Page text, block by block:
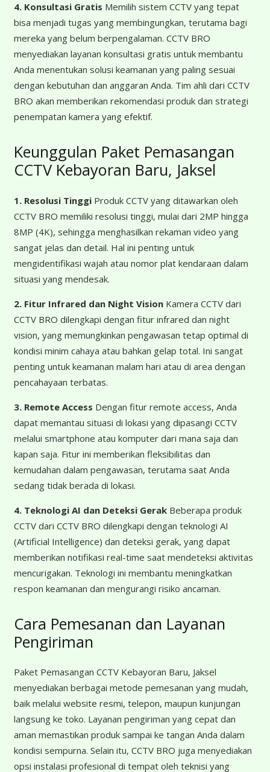
4. Konsultasi Gratis Memilih sistem CCTV yang tepat
bisa menjadi tugas yang membingungkan, terutama bagi
mereka yang belum berpengalaman. CCTV BRO
menyediakan layanan konsultasi gratis untuk membantu
Anda menentukan solusi keamanan yang paling sesuai
dengan kebutuhan dan anggaran Anda. Tim ahli dari CCTV
BRO akan memberikan rekomendasi produk dan strategi
penempatan kamera yang efektif.
Keunggulan Paket Pemasangan
CCTV Kebayoran Baru, Jaksel
1. Resolusi TinggiProduk CCTV yang ditawarkan oleh
CCTV BRO memiliki resolusi tinggi, mulai dari 2MP hingga
8MP (4K), sehingga menghasilkan rekaman video yang
sangat jelas dan detail. Hal ini penting untuk
mengidentifikasi wajah atau nomor plat kendaraan dalam
situasi yang mendesak.
2. Fitur Infrared dan Night VisionKamera CCTV dari
CCTV BRO dilengkapi dengan fitur infrared dan night
vision, yang memungkinkan pengawasan tetap optimal di
kondisi minim cahaya atau bahkan gelap total. Ini sangat
penting untuk keamanan malam hari atau di area dengan
pencahayaan terbatas.
3. Remote Access Dengan fitur remote access, Anda
dapat memantau situasi di lokasi yang dipasangi CCTV
melalui smartphone atau komputer dari mana saja dan
kapan saja. Fitur ini memberikan fleksibilitas dan
kemudahan dalam pengawasan, terutama saat Anda
sedang tidak berada di lokasi.
4. Teknologi AI dan Deteksi GerakBeberapa produk
CCTV dari CCTV BRO dilengkapi dengan teknologi AI
(Artificial Intelligence) dan deteksi gerak, yang dapat
memberikan notifikasi real-time saat mendeteksi aktivitas
mencurigakan. Teknologi ini membantu meningkatkan
respon keamanan dan mengurangi risiko ancaman.
Cara Pemesanan dan Layanan
Pengiriman
Paket Pemasangan CCTV Kebayoran Baru, Jaksel
menyediakan berbagai metode pemesanan yang mudah,
baik melalui website resmi, telepon, maupun kunjungan
langsung ke toko. Layanan pengiriman yang cepat dan
aman memastikan produk sampai ke tangan Anda dalam
kondisi sempurna. Selain itu, CCTV BRO juga menyediakan
opsi instalasi profesional di tempat oleh teknisi yang